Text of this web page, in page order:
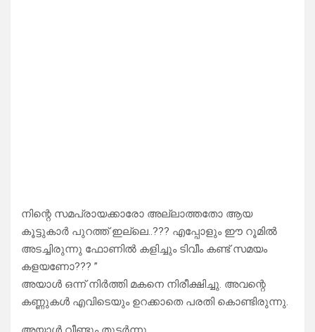
നിന്റെ സമപ്രായക്കാരോ അല്ലാത്തതോ ആയ
കൂട്ടുകാർ പുറത്ത് ഇല്ലെ..??? എപ്പോളും ഈ റൂമിൽ
അടച്ചിരുന്നു ഫോണിൽ കളിച്ചും ടിവീം കണ്ട് സമയം
കളയണോ??? ”
അയാൾ ഒന്ന് നിർത്തി മകനെ നിരീക്ഷിച്ചു. അവന്റെ
കണ്ണുകൾ എവിടെയും ഉറക്കാതെ പരതി കൊണ്ടിരുന്നു.